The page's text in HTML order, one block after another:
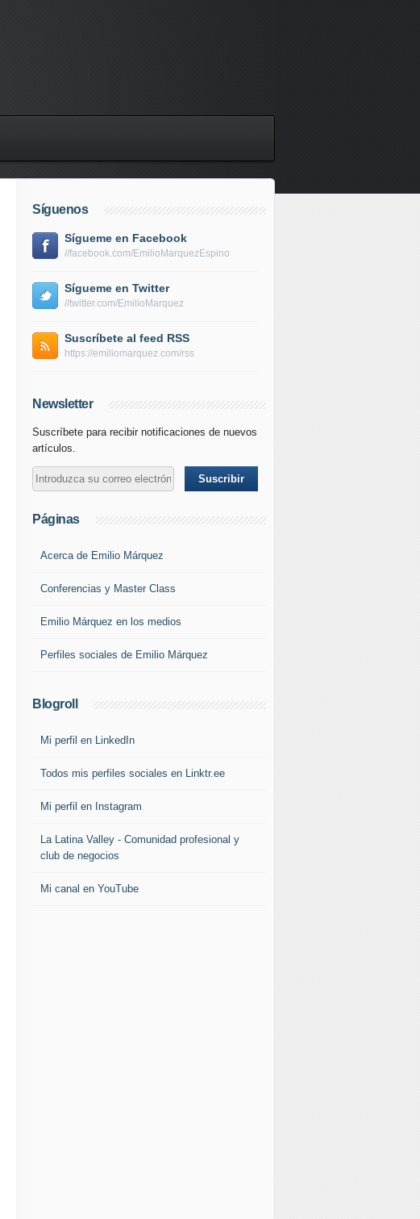
Síguenos
Sígueme en Facebook
//facebook.com/EmilioMarquezEspino
Sígueme en Twitter
//twitter.com/EmilioMarquez
Suscríbete al feed RSS
https://emiliomarquez.com/rss
Newsletter
Suscríbete para recibir notificaciones de nuevos
artículos.
Páginas
Acerca de Emilio Márquez
Conferencias y Master Class
Emilio Márquez en los medios
Perfiles sociales de Emilio Márquez
Blogroll
Mi perfil en LinkedIn
Todos mis perfiles sociales en Linktr.ee
Mi perfil en Instagram
La Latina Valley - Comunidad profesional y
club de negocios
Mi canal en YouTube